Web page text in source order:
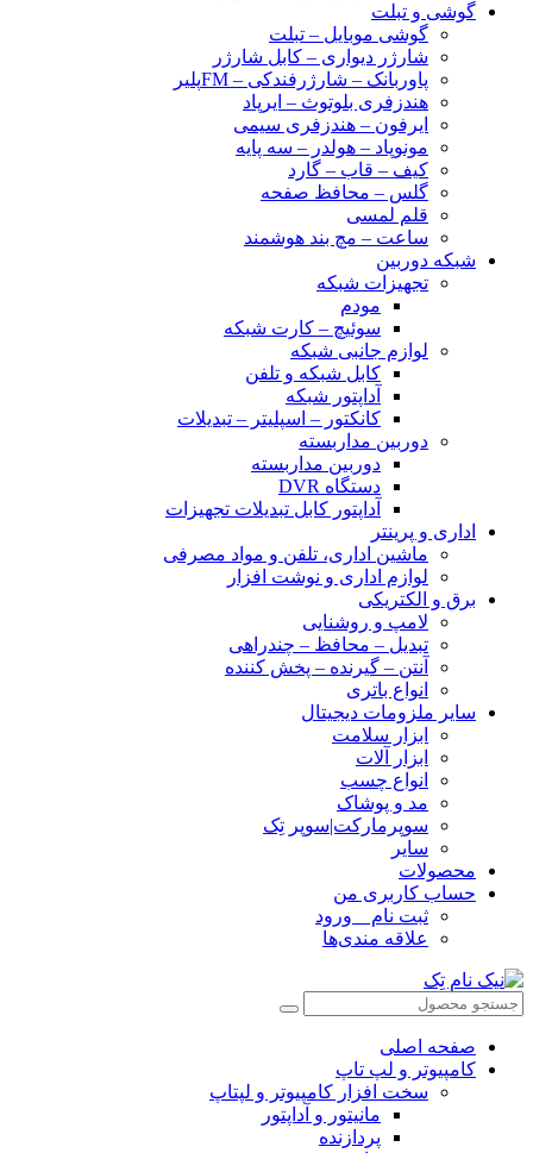
گوشی و تبلت
گوشی موبایل – تبلت
شارژر دیواری – کابل شارژر
پاوربانک – شارژرفندکی – FMپلیر
هندزفری بلوتوث – ایرپاد
ایرفون – هندزفری سیمی
مونوپاد – هولدر – سه پایه
کیف – قاب – گارد
گلس – محافظ صفحه
قلم لمسی
ساعت – مچ بند هوشمند
شبکه دوربین
تجهیزات شبکه
مودم
سوئیچ – کارت شبکه
لوازم جانبی شبکه
کابل شبکه و تلفن
آداپتور شبکه
کانکتور – اسپلیتر – تبدیلات
دوربین مداربسته
دوربین مداربسته
دستگاه DVR
آداپتور کابل تبدیلات تجهیزات
اداری و پرینتر
ماشین اداری، تلفن و مواد مصرفی
لوازم اداری و نوشت افزار
برق و الکتریکی
لامپ و روشنایی
تبدیل – محافظ – چندراهی
آنتن – گیرنده – پخش کننده
انواع باتری
سایر ملزومات دیجیتال
ابزار سلامت
ابزار آلات
انواع چسب
مد و پوشاک
سوپرمارکت|سوپر تِک
سایر
محصولات
حساب کاربری من
ثبت نام _ ورود
علاقه مندی‌ها
صفحه اصلی
کامپیوتر و‌‌‌‌‌ لپ تاپ
سخت افزار کامپیوتر و لپتاپ
مانیتور و آداپتور
پردازنده